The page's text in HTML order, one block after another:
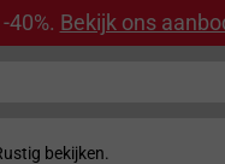
40%. Bekijk ons
bekijken.